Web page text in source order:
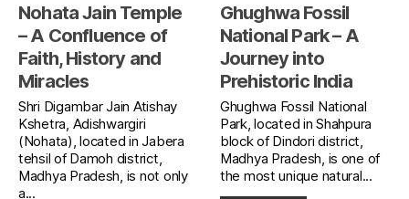
Nohata Jain Temple
– A Confluence of
Faith, History and
Miracles
Shri Digambar Jain Atishay
Kshetra, Adishwargiri
(Nohata), located in Jabera
tehsil of Damoh district,
Madhya Pradesh, is not only
a...
Ghughwa Fossil
National Park – A
Journey into
Prehistoric India
Ghughwa Fossil National
Park, located in Shahpura
block of Dindori district,
Madhya Pradesh, is one of
the most unique natural...